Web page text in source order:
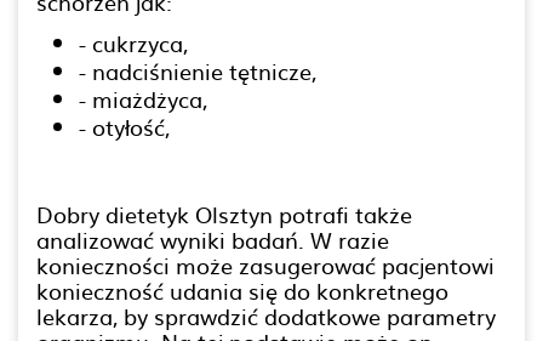
- cukrzyca,
- nadciśnienie tętnicze,
- miażdżyca,
- otyłość,
Dobry dietetyk Olsztyn potrafi także
analizować wyniki badań. W razie
konieczności może zasugerować pacjentowi
konieczność udania się do konkretnego
lekarza, by sprawdzić dodatkowe parametry